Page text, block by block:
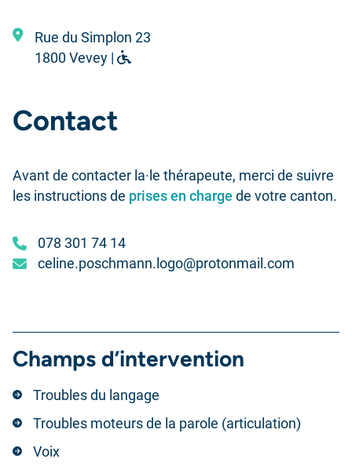
Rue du Simplon 23
1800 Vevey |
Contact
Avant de contacter la·le thérapeute, merci de suivre
les instructions de prises en charge de votre canton.
078 301 74 14
celine.poschmann.logo@protonmail.com
Champs d’intervention
Troubles du langage
Troubles moteurs de la parole (articulation)
Voix